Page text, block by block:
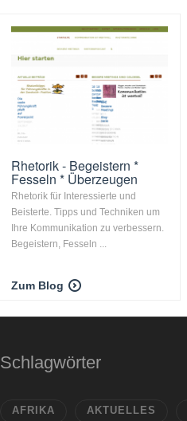
Rhetorik - Begeistern *
Fesseln * Überzeugen
Rhetorik für Interessierte und
Beisterte. Tipps und Techniken um
Ihre Kommunikation zu verbessern.
Begeistern, Fesseln ...
Zum Blog
Schlagwörter
AFRIKA AKTUELLES